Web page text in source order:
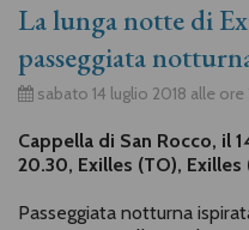
La lunga notte di
passeggiata
sabato 14 luglio 2018 alle
Cappella di San Rocco, il
20.30, Exilles (TO), Exilles
Passeggiata notturna